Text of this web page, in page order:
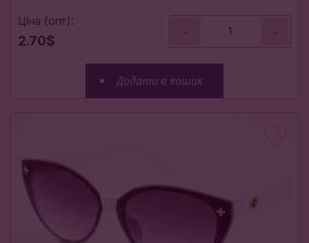
Ціна (опт):
2.70$
- +
Додати в кошик